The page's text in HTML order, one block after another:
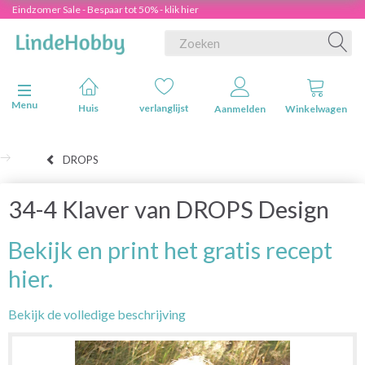
Eindzomer Sale - Bespaar tot 50% - klik hier
Navigatie in-/uitschakelen
Menu
Huis verlanglijst Aanmelden Winkelwagen
DROPS
34-4 Klaver van DROPS Design
Bekijk en print het gratis recept
hier.
Bekijk de volledige beschrijving